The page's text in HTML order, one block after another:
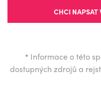
CHCI NAPSAT
* Informace o této
dostupných zdrojů a